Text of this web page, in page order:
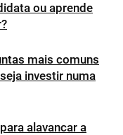
ou aprende
mais comuns
investir numa
alavancar a